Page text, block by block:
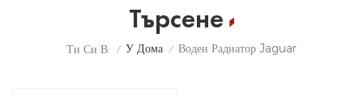
Търсене
Ти Си В: / У Дома / Воден Радиатор Jaguar